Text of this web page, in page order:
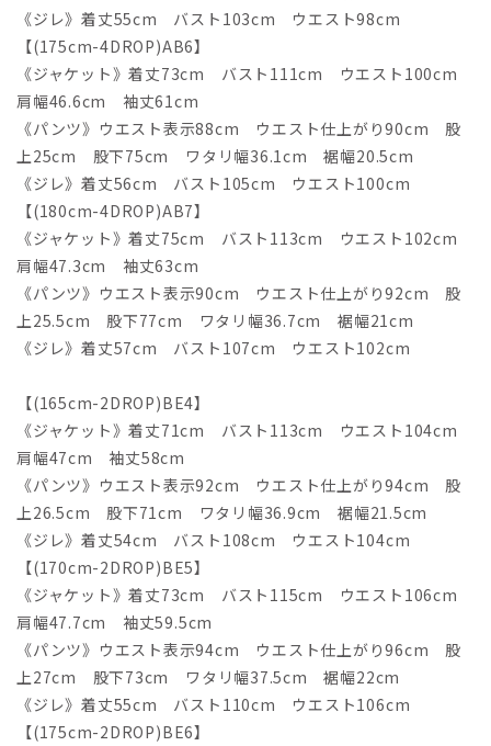
《ジレ》着丈55cm バスト103cm ウエスト98cm
【(175cm-4DROP)AB6】
《ジャケット》着丈73cm バスト111cm ウエスト100cm
肩幅46.6cm 袖丈61cm
《パンツ》ウエスト表示88cm ウエスト仕上がり90cm 股
上25cm 股下75cm ワタリ幅36.1cm 裾幅20.5cm
《ジレ》着丈56cm バスト105cm ウエスト100cm
【(180cm-4DROP)AB7】
《ジャケット》着丈75cm バスト113cm ウエスト102cm
肩幅47.3cm 袖丈63cm
《パンツ》ウエスト表示90cm ウエスト仕上がり92cm 股
上25.5cm 股下77cm ワタリ幅36.7cm 裾幅21cm
《ジレ》着丈57cm バスト107cm ウエスト102cm
【(165cm-2DROP)BE4】
《ジャケット》着丈71cm バスト113cm ウエスト104cm
肩幅47cm 袖丈58cm
《パンツ》ウエスト表示92cm ウエスト仕上がり94cm 股
上26.5cm 股下71cm ワタリ幅36.9cm 裾幅21.5cm
《ジレ》着丈54cm バスト108cm ウエスト104cm
【(170cm-2DROP)BE5】
《ジャケット》着丈73cm バスト115cm ウエスト106cm
肩幅47.7cm 袖丈59.5cm
《パンツ》ウエスト表示94cm ウエスト仕上がり96cm 股
上27cm 股下73cm ワタリ幅37.5cm 裾幅22cm
《ジレ》着丈55cm バスト110cm ウエスト106cm
【(175cm-2DROP)BE6】